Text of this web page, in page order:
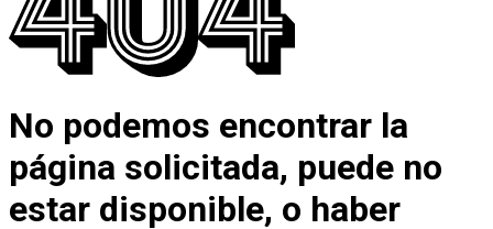
No podemos encontrar la
página solicitada, puede no
estar disponible, o haber